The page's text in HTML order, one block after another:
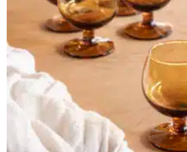
AJOUTER AU PANIER